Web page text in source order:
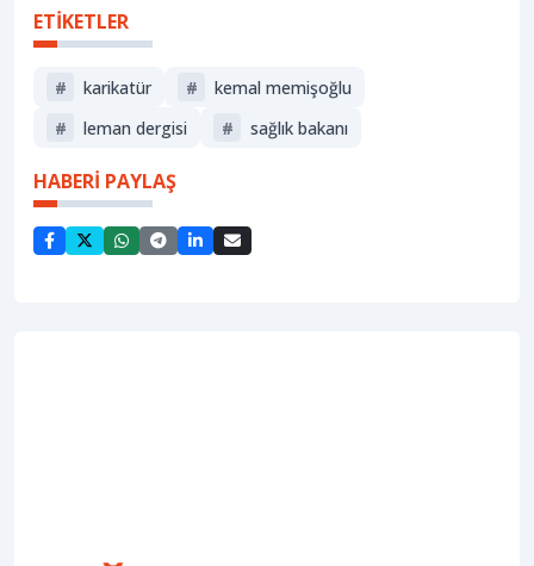
ETİKETLER
# karikatür #
kemal memişoğlu
#
leman dergisi # sağlık bakanı
HABERİ PAYLAŞ